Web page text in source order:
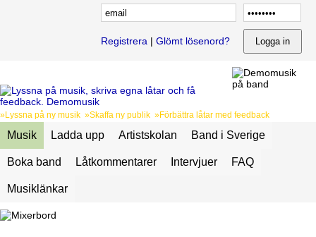
Registrera | Glömt lösenord?
»Lyssna på ny musik »Skaffa ny publik »Förbättra låtar med feedback
Musik Ladda upp Artistskolan Band i Sverige
Boka band Låtkommentarer Intervjuer FAQ
Musiklänkar